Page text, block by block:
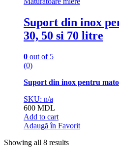
Suport din inox
30, 50 si 70 litre
0 out of 5
(0)
Suport din inox pentru
SKU: n/a
600 MDL
Add to cart
Adaugă în Favorit
Showing all 8 results